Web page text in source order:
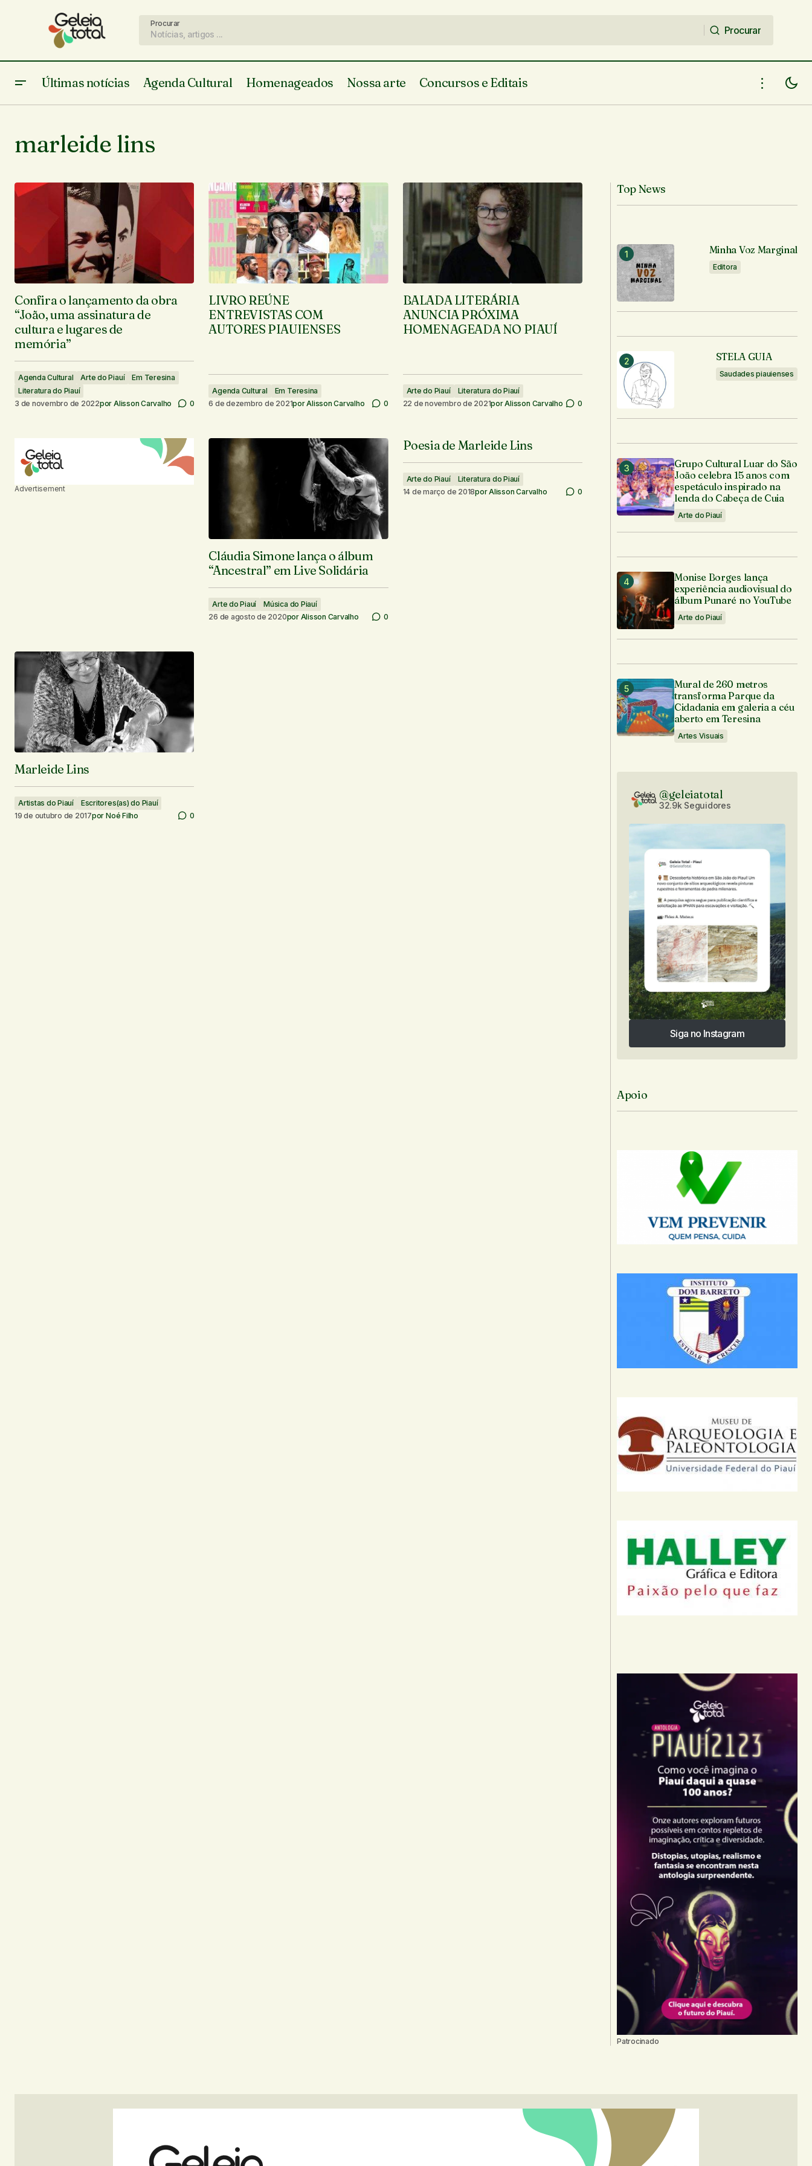
Procurar
Procurar
Últimas notícias Agenda Cultural Homenageados Nossa arte Concursos e Editais
marleide lins
Confira o lançamento da obra
“João, uma assinatura de
cultura e lugares de
memória”
Agenda Cultural Arte do Piauí
Em Teresina
Literatura do Piauí
3 de novembro de 2022por Alisson Carvalho 0
LIVRO REÚNE
ENTREVISTAS COM
AUTORES PIAUIENSES
Agenda Cultural
Em Teresina
6 de dezembro de 2021porAlisson Carvalho 0
BALADA LITERÁRIA
ANUNCIA PRÓXIMA
HOMENAGEADA NO PIAUÍ
Arte do Piauí
Literatura do Piauí
22 de novembro de 2021porAlisson Carvalho 0
Advertisement
Cláudia Simone lança o álbum
“Ancestral” em Live Solidária
Arte do Piauí
Música do Piauí
26 de agosto de 2020por Alisson Carvalho 0
Poesia de Marleide Lins
Arte do Piauí
Literatura do Piauí
14 de março de 2018porAlisson Carvalho 0
Marleide Lins
Artistas do Piauí
Escritores(as) do Piauí
19 de outubro de 2017por Noé Filho 0
Top News
Minha Voz Marginal
Editora
STELA GUIA
Saudades piauienses
Grupo Cultural Luar do São
João celebra 15 anos com
espetáculo inspirado na
lenda do Cabeça de Cuia
Arte do Piauí
Monise Borges lança
experiência audiovisual do
álbum Punaré no YouTube
Arte do Piauí
Mural de 260 metros
transforma Parque da
Cidadania em galeria a céu
aberto em Teresina
Artes Visuais
@geleiatotal
32.9k Seguidores
Siga no Instagram
Siga no Instagram
Apoio
Patrocinado